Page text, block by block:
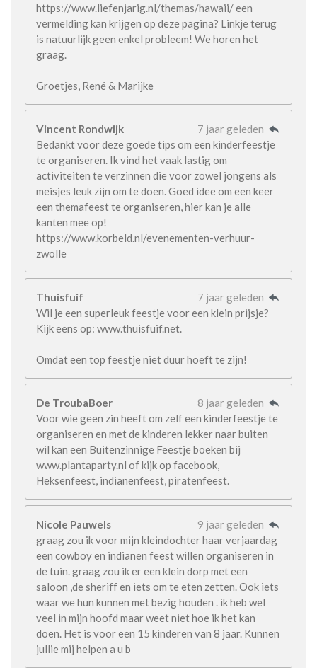
https://www.liefenjarig.nl/themas/hawaii/ een
vermelding kan krijgen op deze pagina? Linkje terug
is natuurlijk geen enkel probleem! We horen het
graag.
Groetjes, René & Marijke
Vincent Rondwijk
7 jaar geleden
Bedankt voor deze goede tips om een kinderfeestje
te organiseren. Ik vind het vaak lastig om
activiteiten te verzinnen die voor zowel jongens als
meisjes leuk zijn om te doen. Goed idee om een keer
een themafeest te organiseren, hier kan je alle
kanten mee op!
https://www.korbeld.nl/evenementen-verhuur-
zwolle
Thuisfuif
7 jaar geleden
Wil je een superleuk feestje voor een klein prijsje?
Kijk eens op: www.thuisfuif.net.
Omdat een top feestje niet duur hoeft te zijn!
De TroubaBoer
8 jaar geleden
Voor wie geen zin heeft om zelf een kinderfeestje te
organiseren en met de kinderen lekker naar buiten
wil kan een Buitenzinnige Feestje boeken bij
www.plantaparty.nl of kijk op facebook,
Heksenfeest, indianenfeest, piratenfeest.
Nicole Pauwels
9 jaar geleden
graag zou ik voor mijn kleindochter haar verjaardag
een cowboy en indianen feest willen organiseren in
de tuin. graag zou ik er een klein dorp met een
saloon ,de sheriff en iets om te eten zetten. Ook iets
waar we hun kunnen met bezig houden . ik heb wel
veel in mijn hoofd maar weet niet hoe ik het kan
doen. Het is voor een 15 kinderen van 8 jaar. Kunnen
jullie mij helpen a u b